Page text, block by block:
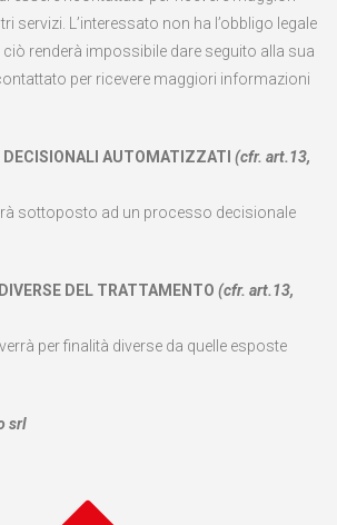
servizi. L’interessato non ha l’obbligo legale
renderà impossibile dare seguito alla sua
per ricevere maggiori informazioni
AUTOMATIZZATI (cfr. art.13,
sottoposto ad un processo decisionale
DEL TRATTAMENTO (cfr. art.13,
per finalità diverse da quelle esposte
srl